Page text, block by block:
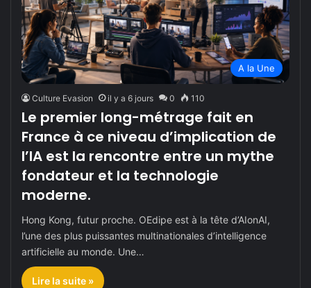
A la Une
Culture Evasion il y a 6 jours 0 110
Le premier long-métrage fait en
France à ce niveau d’implication de
l’IA est la rencontre entre un mythe
fondateur et la technologie
moderne.
Hong Kong, futur proche. OEdipe est à la tête d’AIonAI,
l’une des plus puissantes multinationales d’intelligence
artificielle au monde. Une…
Lire la suite »